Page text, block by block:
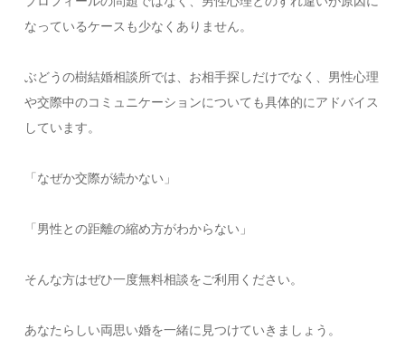
なっているケースも少なくありません。
ぶどうの樹結婚相談所では、お相手探しだけでなく、男性心理
や交際中のコミュニケーションについても具体的にアドバイス
しています。
「なぜか交際が続かない」
「男性との距離の縮め方がわからない」
そんな方はぜひ一度無料相談をご利用ください。
あなたらしい両思い婚を一緒に見つけていきましょう。